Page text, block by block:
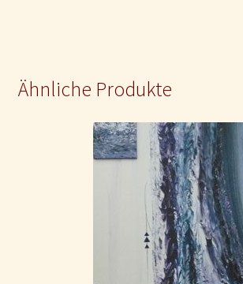
Ähnliche Produkte